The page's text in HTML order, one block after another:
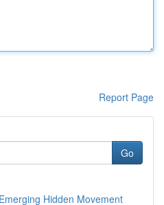
Report Page
Go
Hidden Movement